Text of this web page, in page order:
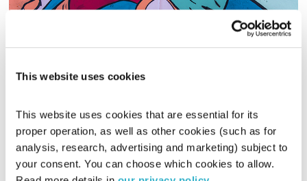
This website uses cookies
This website uses cookies that are essential for its
proper operation, as well as other cookies (such as for
analysis, research, advertising and marketing) subject to
your consent. You can choose which cookies to allow.
00:58:34
מסע של שני אנשים עם סיפור מרתק והדרכים שבחרו בכדי לחולל
שינוי חברתי ואישי – מייק פרשקר מארח את ישראל הינמן – סגן
מנהל היחידה האסטרטגית ומנהל פרויקטים עירוניים בעיריית בני